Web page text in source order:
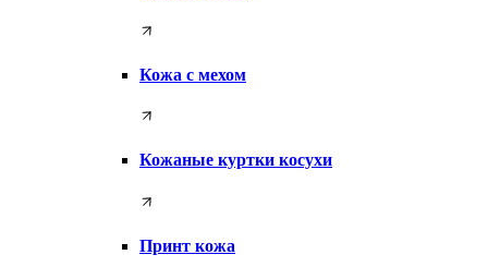
Кожа с мехом
Кожаные куртки косухи
Принт кожа